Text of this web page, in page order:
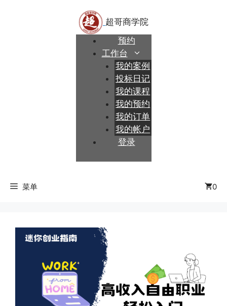
预约
工作台
我的案例
投标日记
我的课程
我的预约
我的订单
我的帐户
登录
菜单 0